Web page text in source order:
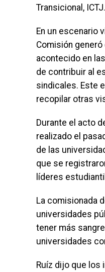
Transicional, ICTJ.
En un escenario
Comisión
acontecido en
de contribuir al
sindicales. Este
recopilar otras
Durante el acto
realizado el
de las
que se
líderes
La comisionada
universidades
tener más
universidades
Ruíz dijo que